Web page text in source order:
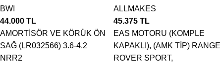
BWI
44.000 TL
AMORTİSÖR VE KÖRÜK ÖN
SAĞ (LR032566) 3.6-4.2
NRR2
ALLMAKES
45.375 TL
EAS MOTORU (KOMPLE
KAPAKLI), (AMK TİP) RANGE
ROVER SPORT,